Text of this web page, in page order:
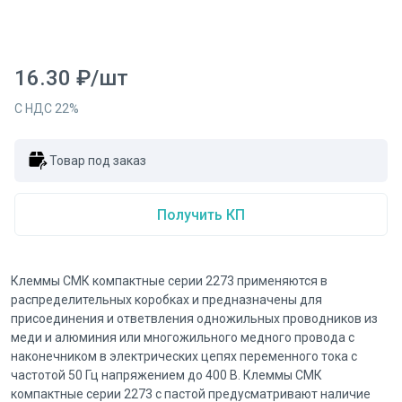
16.30 ₽/шт
С НДС 22%
Товар под заказ
Получить КП
Клеммы СМК компактные серии 2273 применяются в
распределительных коробках и предназначены для
присоединения и ответвления одножильных проводников из
меди и алюминия или многожильного медного провода с
наконечником в электрических цепях переменного тока с
частотой 50 Гц напряжением до 400 В. Клеммы СМК
компактные серии 2273 с пастой предусматривают наличие